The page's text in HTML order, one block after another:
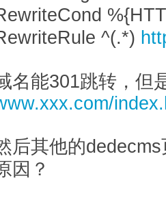
^(.*)
名能301跳转，但
后其他的
因？